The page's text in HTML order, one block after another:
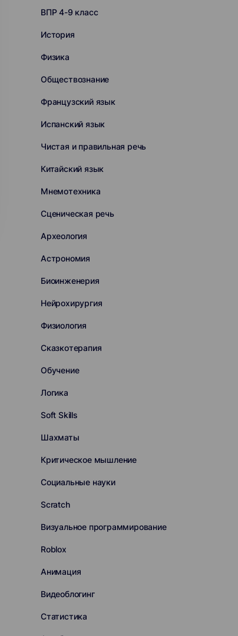
ВПР 4-9 класс
История
Физика
Обществознание
Французский язык
Испанский язык
Чистая и правильная речь
Китайский язык
Мнемотехника
Сценическая речь
Археология
Астрономия
Биоинженерия
Нейрохирургия
Физиология
Сказкотерапия
Обучение
Логика
Soft Skills
Шахматы
Критическое мышление
Социальные науки
Scratch
Визуальное программирование
Roblox
Анимация
Видеоблогинг
Статистика